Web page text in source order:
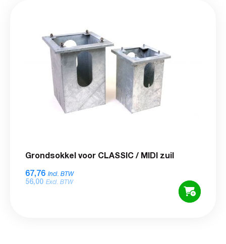
Grondsokkel voor CLASSIC / MIDI zuil
67,76 Incl. BTW
56,00 Excl. BTW